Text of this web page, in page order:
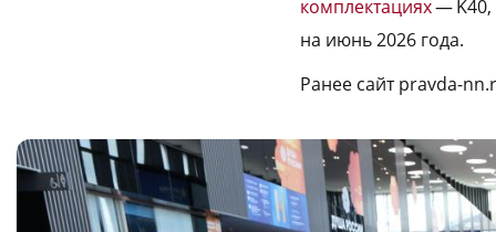
комплектациях— K40,
на июнь 2026 года.
Ранее сайт pravda-